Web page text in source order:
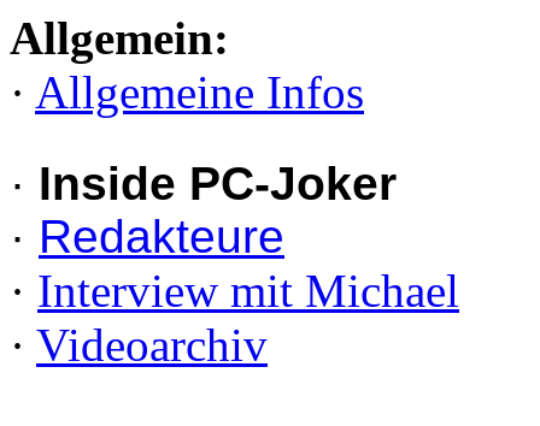
Allgemein:
· Allgemeine Infos
· Inside PC-Joker
· Redakteure
· Interview mit Michael
· Videoarchiv